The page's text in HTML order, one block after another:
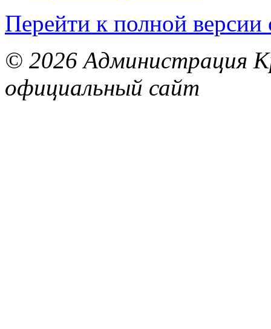
Перейти к полной версии
© 2026 Администрация
официальный сайт